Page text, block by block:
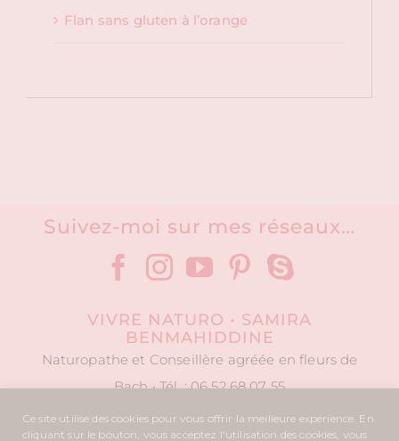
Flan sans gluten à l’orange
Suivez-moi sur mes réseaux…
VIVRE NATURO • SAMIRA
BENMAHIDDINE
Naturopathe et Conseillère agréée en fleurs de
Bach • Tél. : 06 52 68 07 55
Ce site utilise des cookies pour vous offrir la meilleure expérience. En
cliquant sur le bouton, vous acceptez l'utilisation des cookies, vous